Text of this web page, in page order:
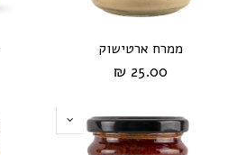
ממרח ארטישוק
25.00 ₪